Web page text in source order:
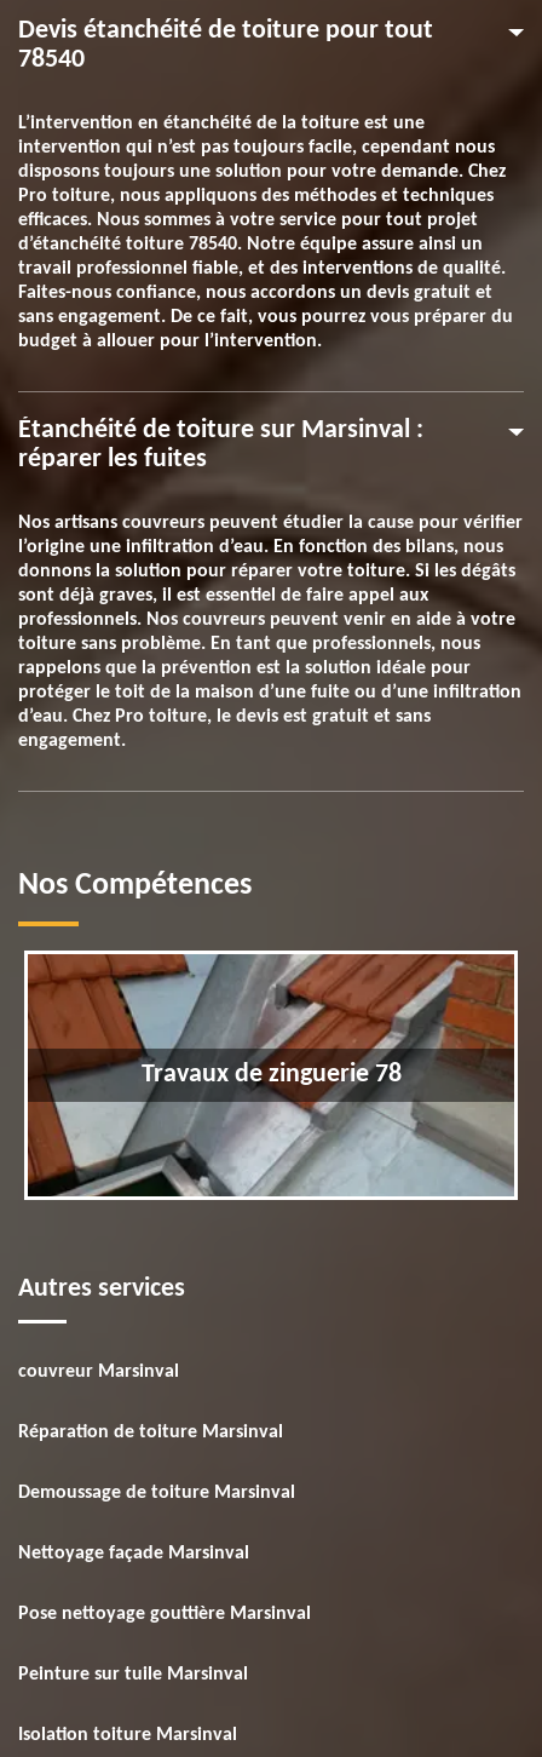
Devis étanchéité de toiture pour tout
78540
L’intervention en étanchéité de la toiture est une
intervention qui n’est pas toujours facile, cependant nous
disposons toujours une solution pour votre demande. Chez
Pro toiture, nous appliquons des méthodes et techniques
efficaces. Nous sommes à votre service pour tout projet
d’étanchéité toiture 78540. Notre équipe assure ainsi un
travail professionnel fiable, et des interventions de qualité.
Faites-nous confiance, nous accordons un devis gratuit et
sans engagement. De ce fait, vous pourrez vous préparer du
budget à allouer pour l’intervention.
Étanchéité de toiture sur Marsinval :
réparer les fuites
Nos artisans couvreurs peuvent étudier la cause pour vérifier
l’origine une infiltration d’eau. En fonction des bilans, nous
donnons la solution pour réparer votre toiture. Si les dégâts
sont déjà graves, il est essentiel de faire appel aux
professionnels. Nos couvreurs peuvent venir en aide à votre
toiture sans problème. En tant que professionnels, nous
rappelons que la prévention est la solution idéale pour
protéger le toit de la maison d’une fuite ou d’une infiltration
d’eau. Chez Pro toiture, le devis est gratuit et sans
engagement.
Nos Compétences
Travaux de zinguerie 78
Autres services
couvreur Marsinval
Réparation de toiture Marsinval
Demoussage de toiture Marsinval
Nettoyage façade Marsinval
Pose nettoyage gouttière Marsinval
Peinture sur tuile Marsinval
Isolation toiture Marsinval